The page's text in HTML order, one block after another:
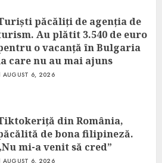
păcăliți de agenția de
Au plătit 3.540 de euro
o vacanță în Bulgaria
care nu au mai ajuns
AUGUST 6, 2026
din România,
de bona filipineză.
mi-a venit să cred”
AUGUST 6, 2026